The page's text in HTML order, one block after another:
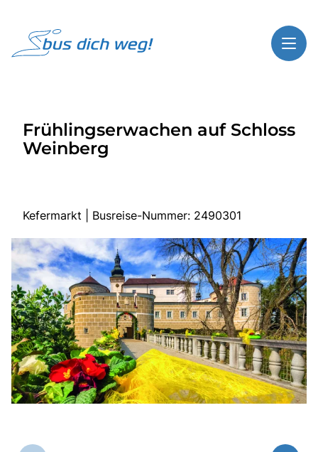
Highlights
Service
Start
Busreisen
Bus mieten
Gutscheinshop
Über bus dich weg!
Radio!
Österreich
Frühlingserwachen auf Schloss
Weinberg
Kefermarkt | Busreise-Nummer: 2490301